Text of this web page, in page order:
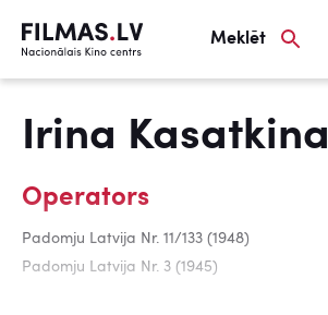
Meklēt
Irina Kasatkina
Operators
Padomju Latvija Nr. 11/133 (1948)
Padomju Latvija Nr. 3 (1945)